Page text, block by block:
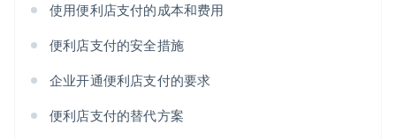
使用便利店支付的成本和费用
便利店支付的安全措施
企业开通便利店支付的要求
便利店支付的替代方案